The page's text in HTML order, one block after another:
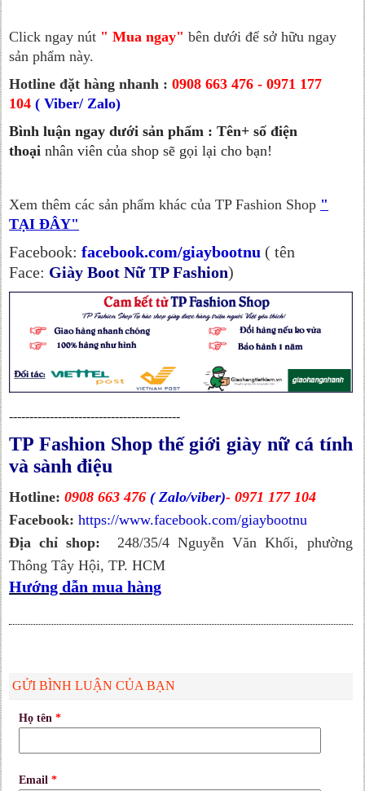
Click ngay nút " Mua ngay"bên dưới để sở hữu ngay
sản phẩm này.
Hotline đặt hàng nhanh :0908 663 476 - 0971 177
104 ( Viber/ Zalo)
Bình luận ngay dưới sản phẩm : Tên+ số điện
thoại nhân viên của shop sẽ gọi lại cho bạn!
Xem thêm các sản phẩm khác của TP Fashion Shop "
TẠI ĐÂY"
Facebook:facebook.com/giaybootnu ( tên
Face: Giày Boot Nữ TP Fashion)
------------------------------------------
TP Fashion Shop thế giới giày nữ cá tính
và sành điệu
Hotline: 0908 663 476 ( Zalo/viber)- 0971 177 104
Facebook: https://www.facebook.com/giaybootnu
Địa chỉ shop: 248/35/4 Nguyễn Văn Khối, phường
Thông Tây Hội, TP. HCM
Hướng dẫn mua hàng
GỬI BÌNH LUẬN CỦA BẠN
Họ tên*
Email*